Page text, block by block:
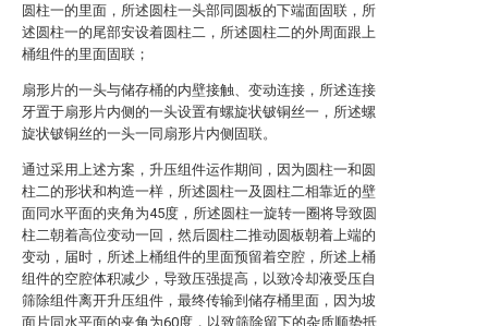
圆柱一的里面，所述圆柱一头部同圆板的下端面固联，所
述圆柱一的尾部安设着圆柱二，所述圆柱二的外周面跟上
桶组件的里面固联；
扇形片的一头与储存桶的内壁接触、变动连接，所述连接
牙置于扇形片内侧的一头设置有螺旋状铍铜丝一，所述螺
旋状铍铜丝的一头一同扇形片内侧固联。
通过采用上述方案，升压组件运作期间，因为圆柱一和圆
柱二的形状和构造一样，所述圆柱一及圆柱二相靠近的壁
面同水平面的夹角为45度，所述圆柱一旋转一圈将导致圆
柱二朝着高位变动一回，然后圆柱二推动圆板朝着上端的
变动，届时，所述上桶组件的里面预留着空腔，所述上桶
组件的空腔体积减少，导致压强提高，以致冷却液受压自
筛除组件离开升压组件，最终传输到储存桶里面，因为坡
面片同水平面的夹角为60度，以致筛除留下的杂质顺势抵